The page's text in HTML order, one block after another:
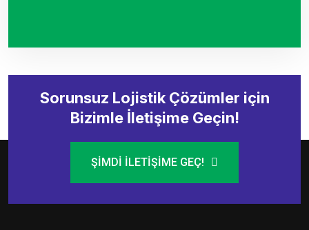
Sorunsuz Lojistik Çözümler için
Bizimle İletişime Geçin!
ŞIMDI İLETIŞIME GEÇ!